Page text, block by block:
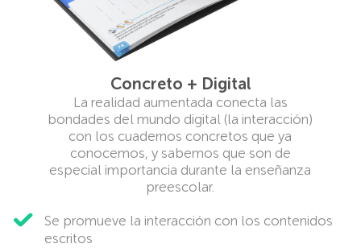
Concreto + Digital
La realidad aumentada conecta las
bondades del mundo digital (la interacción)
con los cuadernos concretos que ya
conocemos, y sabemos que son de
especial importancia durante la enseñanza
preescolar.
Se promueve la interacción con los contenidos
escritos